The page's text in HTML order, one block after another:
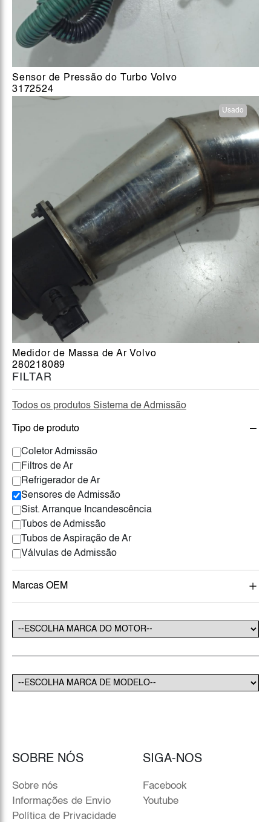
FILTAR
Todos os produtos Sistema de Admissão
Tipo de produto
Coletor Admissão
Filtros de Ar
Refrigerador de Ar
Sensores de Admissão
Sist. Arranque Incandescência
Tubos de Admissão
Tubos de Aspiração de Ar
Válvulas de Admissão
Marcas OEM
Sensor de Pressão do Turbo Volvo
3172524
Usado
Medidor de Massa de Ar Volvo
280218089
SOBRE NÓS
Sobre nós
Informações de Envio
Política de Privacidade
SIGA-NOS
Facebook
Youtube